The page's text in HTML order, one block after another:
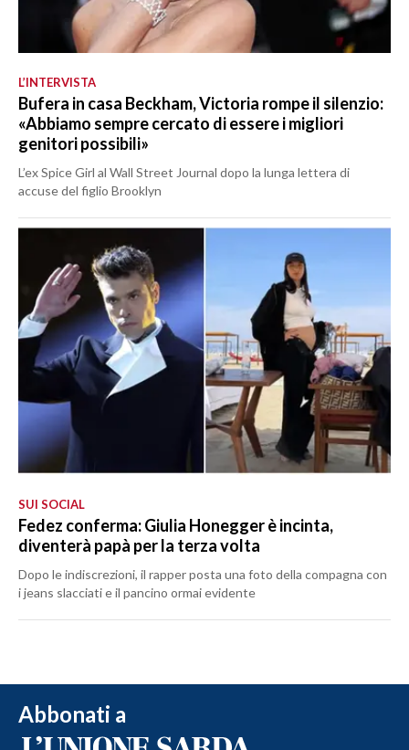
L’INTERVISTA
Bufera in casa Beckham, Victoria rompe il silenzio:
«Abbiamo sempre cercato di essere i migliori
genitori possibili»
L’ex Spice Girl al Wall Street Journal dopo la lunga lettera di
accuse del figlio Brooklyn
SUI SOCIAL
Fedez conferma: Giulia Honegger è incinta,
diventerà papà per la terza volta
Dopo le indiscrezioni, il rapper posta una foto della compagna con
i jeans slacciati e il pancino ormai evidente
Abbonati a